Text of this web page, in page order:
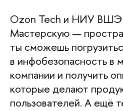
Ozon Tech и НИУ ВШЭ
Мастерскую —
ты сможешь
инфобезопасность в
компании и получить
которые делают
пользователей. А ещё